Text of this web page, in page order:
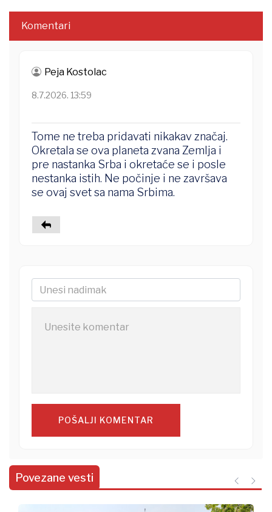
Komentari
Peja Kostolac
8.7.2026. 13:59
Tome ne treba pridavati nikakav značaj.
Okretala se ova planeta zvana Zemlja i
pre nastanka Srba i okretaće se i posle
nestanka istih. Ne počinje i ne završava
se ovaj svet sa nama Srbima.
POŠALJI KOMENTAR
Povezane vesti